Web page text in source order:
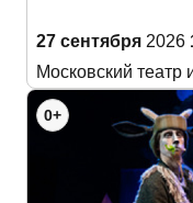
27 сентября 2026
Московский
0+